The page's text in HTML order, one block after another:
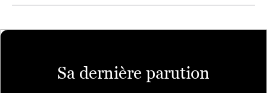
Sa dernière parution